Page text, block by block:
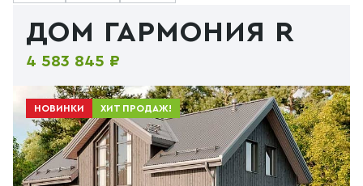
ДОМ ГАРМОНИЯ R
4 583 845 ₽
НОВИНКИ ХИТ ПРОДАЖ!